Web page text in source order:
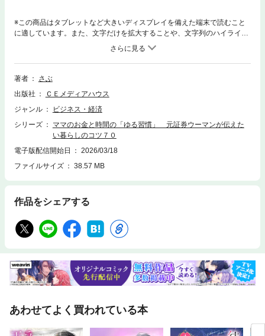
※この商品はタブレットなど大きいディスプレイを備えた端末で読むこと
に適しています。また、文字だけを拡大することや、文字列のハイライ
ト、検索、辞書の参照、引用などの機能が使用できません。【電子版のご
注意事項】※一部の記事、画像、広告、付録が含まれていない、または画
像が修正されている場合があります。※応募券、ハガキなどはご利用いた
だけません。※掲載時の商品やサービスは、時間の経過にともない提供が
さい。仕事も家事も、育児も頑張るママへ。罪悪感を手放し、家族と支え
合いながらお金や時間、暮らしを整え「自分を守る」実践知！仕事、育
少なくありません。本書の著者は、元証券会社勤務で、現在は別職種なが
ら大企業で管理職を務めるインフルエンサーのさぶさん。自身も二児の母
でありながら、家事に育児に仕事にと奮闘する中で、ワンオペでも心と体
ジメント術をまとめた一冊です。完璧な母親を目指すのをやめ、「限界だ
定し続けるための思考習慣。頑張り続けるために必要なのは、気合いや能
現実的で再現性のあるヒントが詰まっています。著・文・その他：さぶ２
児を育てるフルタイムワーキングマザー。某国立大学経済学部を卒業後、
の上場企業にて法人営業分野のマネージャーを務める。親の事業の借金返
済などを背景に、お金のことで悩む時期を経験。その後、証券会社時代の
知見と自身の試行錯誤をもとに、家族を幸せにするために無理なく続けら
い子育て世代にも取り入れやすいお金の考え方が支持され、フォロワー数
ゼロから「貯め体質」』『元証券ウーマンの資産運用の話 お金が増える
著者
さぶ
出版社
ＣＥメディアハウス
ジャンル
ビジネス・経済
シリーズ
ママのお金と時間の「ゆる習慣」 元証券ウーマンが伝えた
い暮らしのコツ７０
電子版配信開始日
2026/03/18
ファイルサイズ
38.57 MB
作品をシェアする
あわせてよく買われている本